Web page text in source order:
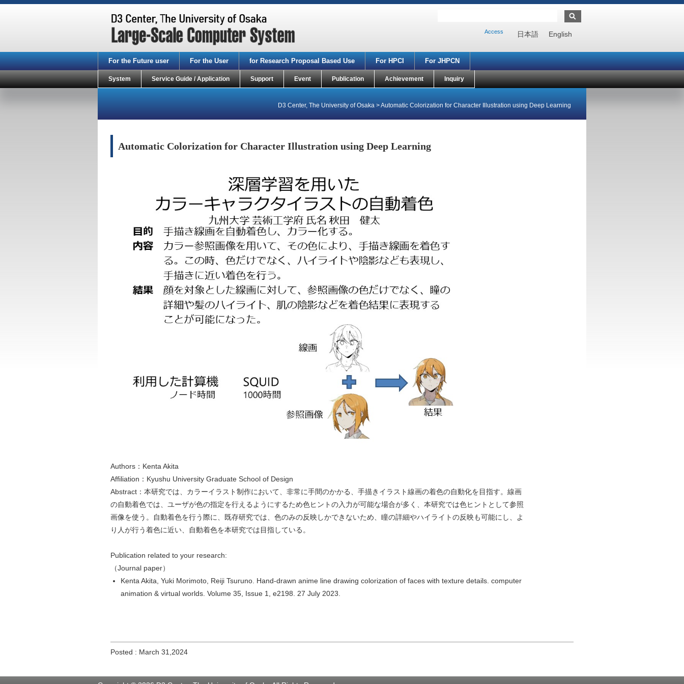
日本語 English
Access
For the Future user For the User for Research Proposal Based Use For HPCI For JHPCN
System Service Guide / Application Support Event Publication Achievement Inquiry
D3 Center, The University of Osaka >Automatic Colorization for Character Illustration using Deep Learning
Automatic Colorization for Character Illustration using Deep Learning
Authors：Kenta Akita
Affiliation：Kyushu University Graduate School of Design
Abstract：本研究では、カラーイラスト制作において、非常に手間のかかる、手描きイラスト線画の着色の自動化を目指す。線画
の自動着色では、ユーザが色の指定を行えるようにするため色ヒントの入力が可能な場合が多く、本研究では色ヒントとして参照
画像を使う。自動着色を行う際に、既存研究では、色のみの反映しかできないため、瞳の詳細やハイライトの反映も可能にし、よ
り人が行う着色に近い、自動着色を本研究では目指している。
Publication related to your research:
（Journal paper）
Kenta Akita, Yuki Morimoto, Reiji Tsuruno. Hand-drawn anime line drawing colorization of faces with texture details. computer
animation & virtual worlds. Volume 35, Issue 1, e2198. 27 July 2023.
Posted : March 31,2024